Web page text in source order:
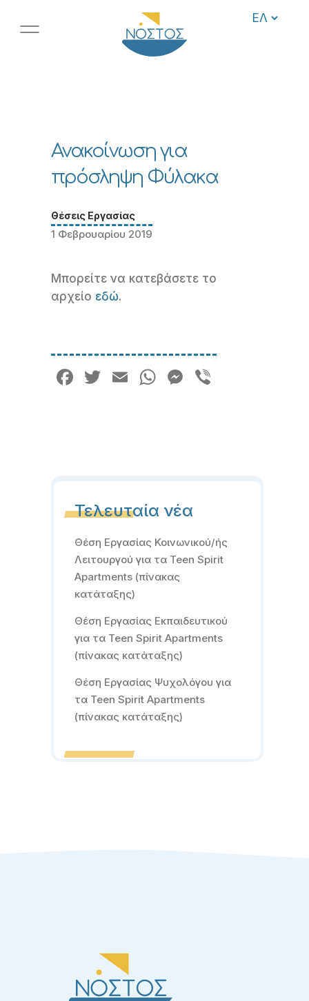
Ανακοίνωση για
πρόσληψη Φύλακα
Θέσεις Εργασίας
1 Φεβρουαρίου 2019
Μπορείτε να κατεβάσετε το
αρχείο εδώ.
Facebook
Twitter
EmailWhatsApp
Messenger
Τελευταία νέα
Θέση Εργασίας Κοινωνικού/ής
Λειτουργού για τα Teen Spirit
Apartments (πίνακας
κατάταξης)
Θέση Εργασίας Εκπαιδευτικού
για τα Teen Spirit Apartments
(πίνακας κατάταξης)
Θέση Εργασίας Ψυχολόγου για
τα Teen Spirit Apartments
(πίνακας κατάταξης)